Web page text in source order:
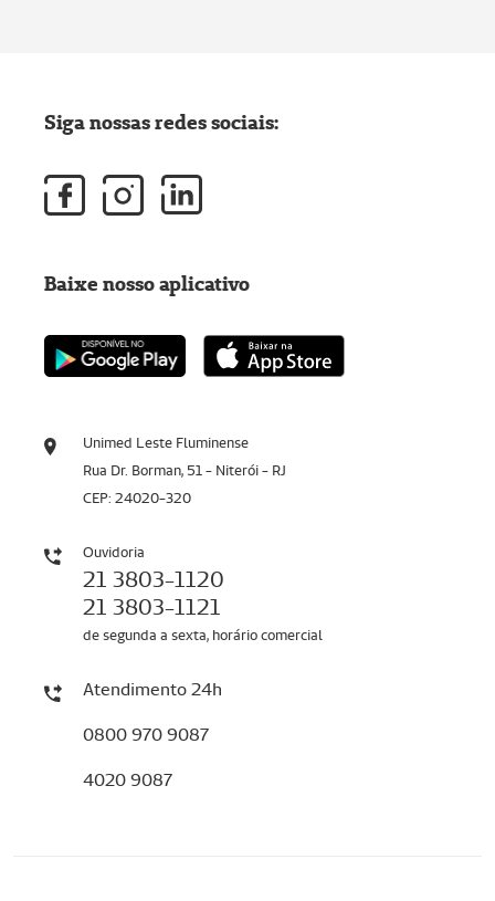
Unimed Leste Fluminense
Rua Dr. Borman, 51 - Niterói - RJ
CEP: 24020-320
Ouvidoria
21 3803-1120
21 3803-1121
de segunda a sexta, horário comercial
Atendimento 24h
0800 970 9087
4020 9087
Siga nossas redes sociais:
Baixe nosso aplicativo